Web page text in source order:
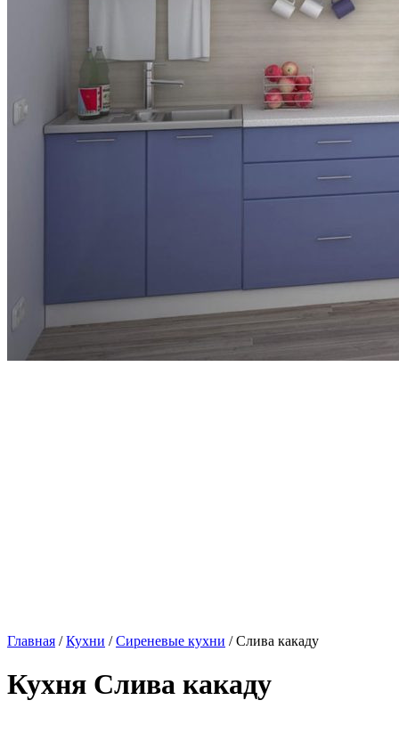
Главная /Кухни /Сиреневые кухни / Слива какаду
Кухня Слива какаду